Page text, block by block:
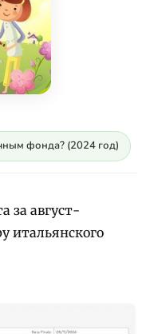
фонда? (2024 год)
за август-
итальянского